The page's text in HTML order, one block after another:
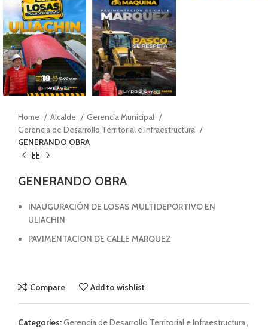
Home Alcalde
Gerencia Municipal
Gerencia de Desarrollo Territorial e Infraestructura
GENERANDO OBRA
GENERANDO OBRA
INAUGURACIÓN DE LOSAS MULTIDEPORTIVO EN
ULIACHIN
PAVIMENTACION DE CALLE MARQUEZ
Compare Add to wishlist
Categories:Gerencia de Desarrollo Territorial e Infraestructura,